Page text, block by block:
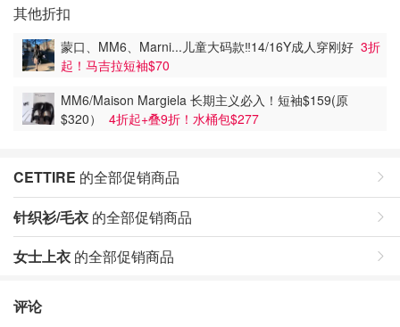
其他折扣
蒙口、MM6、Marni...儿童大码款‼️14/16Y成人穿刚好 3折
起！马吉拉短袖$70
MM6/Maison Margiela 长期主义必入！短袖$159(原
$320） 4折起+叠9折！水桶包$277
CETTIRE 的全部促销商品
针织衫/毛衣 的全部促销商品
女士上衣 的全部促销商品
评论